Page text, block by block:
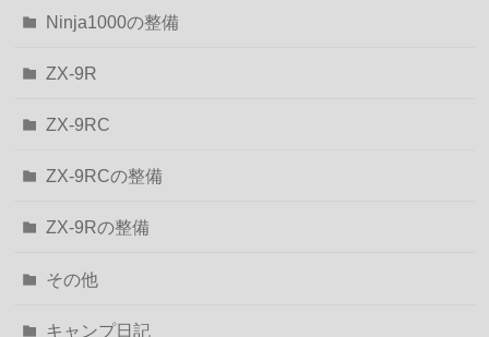
Ninja1000の整備
ZX-9R
ZX-9RC
ZX-9RCの整備
ZX-9Rの整備
その他
キャンプ日記